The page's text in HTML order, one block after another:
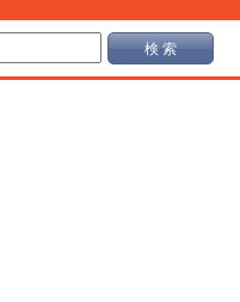
検 索